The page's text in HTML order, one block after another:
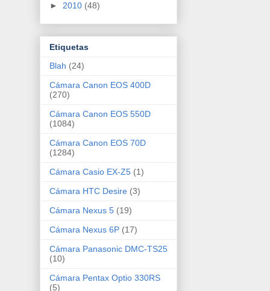
► 2010 (48)
Etiquetas
Blah (24)
Cámara Canon EOS 400D
(270)
Cámara Canon EOS 550D
(1084)
Cámara Canon EOS 70D
(1284)
Cámara Casio EX-Z5 (1)
Cámara HTC Desire (3)
Cámara Nexus 5 (19)
Cámara Nexus 6P (17)
Cámara Panasonic DMC-TS25
(10)
Cámara Pentax Optio 330RS
(5)